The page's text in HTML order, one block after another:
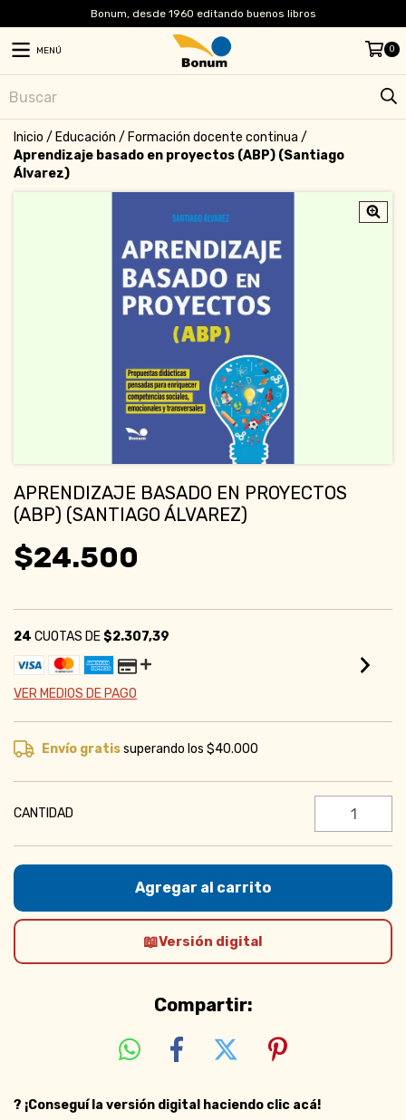
Bonum, desde 1960 editando buenos libros
MENÚ 0
Inicio / Educación / Formación docente continua /
Aprendizaje basado en proyectos (ABP) (Santiago
Álvarez)
APRENDIZAJE BASADO EN PROYECTOS
(ABP) (SANTIAGO ÁLVAREZ)
$24.500
24 CUOTAS DE$2.307,39
VER MEDIOS DE PAGO
Envío gratissuperando los$40.000
CANTIDAD
Versión digital
Compartir:
? ¡Conseguí la versión digital haciendo clic acá!